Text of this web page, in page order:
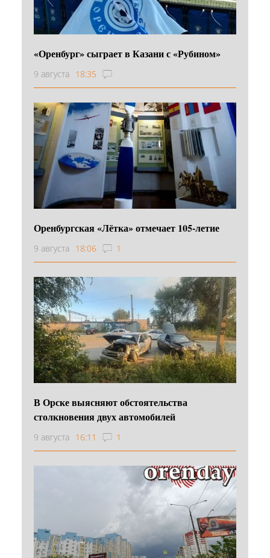
«Оренбург» сыграет в Казани с «Рубином»
9 августа 18:35
Оренбургская «Лётка» отмечает 105-летие
9 августа 18:06 1
В Орске выясняют обстоятельства
столкновения двух автомобилей
9 августа 16:11 1